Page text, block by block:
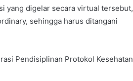
yang digelar secara virtual tersebut,
sehingga harus ditangani
Pendisiplinan Protokol Kesehatan